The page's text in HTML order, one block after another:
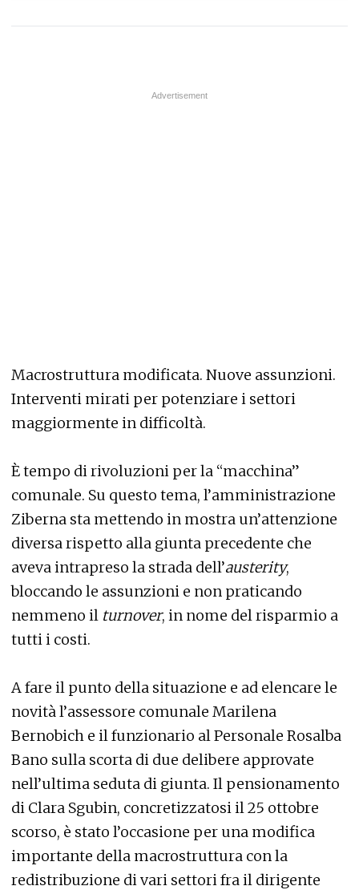
Macrostruttura modificata. Nuove assunzioni.
Interventi mirati per potenziare i settori
maggiormente in difficoltà.
È tempo di rivoluzioni per la “macchina”
comunale. Su questo tema, l’amministrazione
Ziberna sta mettendo in mostra un’attenzione
diversa rispetto alla giunta precedente che
aveva intrapreso la strada dell’austerity,
bloccando le assunzioni e non praticando
nemmeno il turnover, in nome del risparmio a
tutti i costi.
A fare il punto della situazione e ad elencare le
novità l’assessore comunale Marilena
Bernobich e il funzionario al Personale Rosalba
Bano sulla scorta di due delibere approvate
nell’ultima seduta di giunta. Il pensionamento
di Clara Sgubin, concretizzatosi il 25 ottobre
scorso, è stato l’occasione per una modifica
importante della macrostruttura con la
redistribuzione di vari settori fra il dirigente